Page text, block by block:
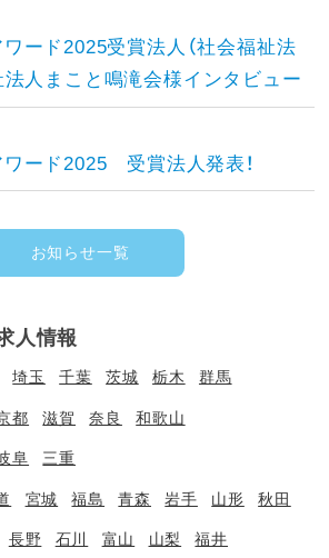
ード2025受賞法人（社会福祉法
法人まこと鳴滝会様インタビュー
ード2025 受賞法人発表！
お知らせ一覧
人情報
埼玉 千葉 茨城 栃木 群馬
都 滋賀 奈良 和歌山
阜 三重
宮城 福島 青森 岩手 山形 秋田
長野 石川 富山 山梨 福井